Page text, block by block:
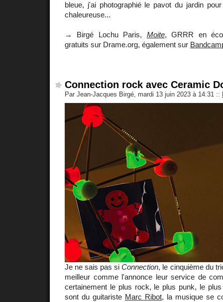
bleue, j'ai photographié le pavot du jardin
chaleureuse...
→ Birgé Lochu Paris, Moite, GRRR en
gratuits sur Drame.org, également sur
Connection rock avec Ceramic
Par Jean-Jacques Birgé, mardi 13 juin 2023 à 14:31 ::
Je ne sais pas siConnection, le cinquième du
meilleur comme l'annonce leur service de
certainement le plus rock, le plus punk, le
sont du guitariste Marc Ribot, la musique se